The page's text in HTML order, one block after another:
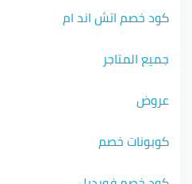
كود خصم اتش اند ام
جميع المتاجر
عروض
كوبونات خصم